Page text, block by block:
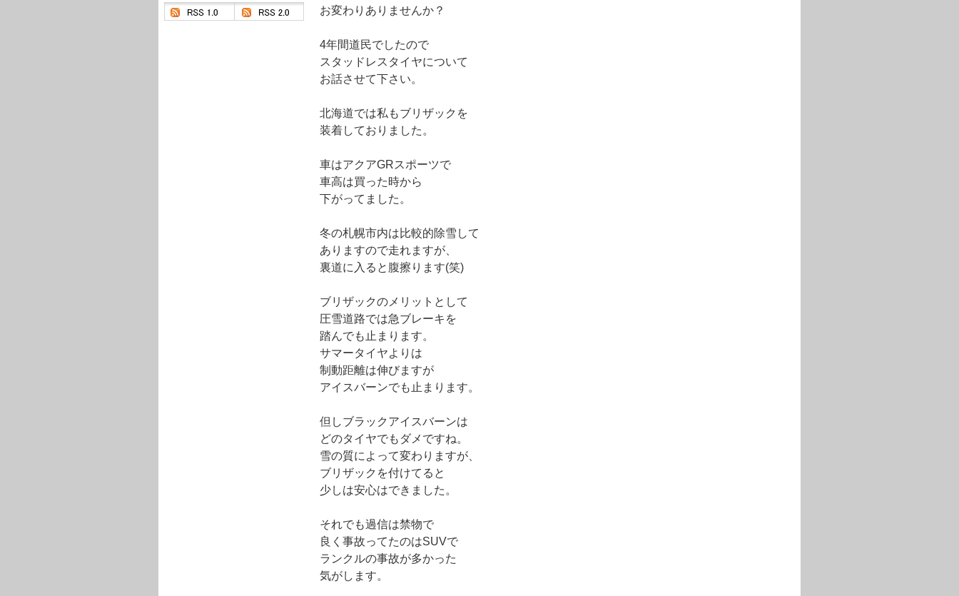
お変わりありませんか？
4年間道民でしたので
スタッドレスタイヤについて
お話させて下さい。
北海道では私もブリザックを
装着しておりました。
車はアクアGRスポーツで
車高は買った時から
下がってました。
冬の札幌市内は比較的除雪して
ありますので走れますが、
裏道に入ると腹擦ります(笑)
ブリザックのメリットとして
圧雪道路では急ブレーキを
踏んでも止まります。
サマータイヤよりは
制動距離は伸びますが
アイスバーンでも止まります。
但しブラックアイスバーンは
どのタイヤでもダメですね。
雪の質によって変わりますが、
ブリザックを付けてると
少しは安心はできました。
それでも過信は禁物で
良く事故ってたのはSUVで
ランクルの事故が多かった
気がします。